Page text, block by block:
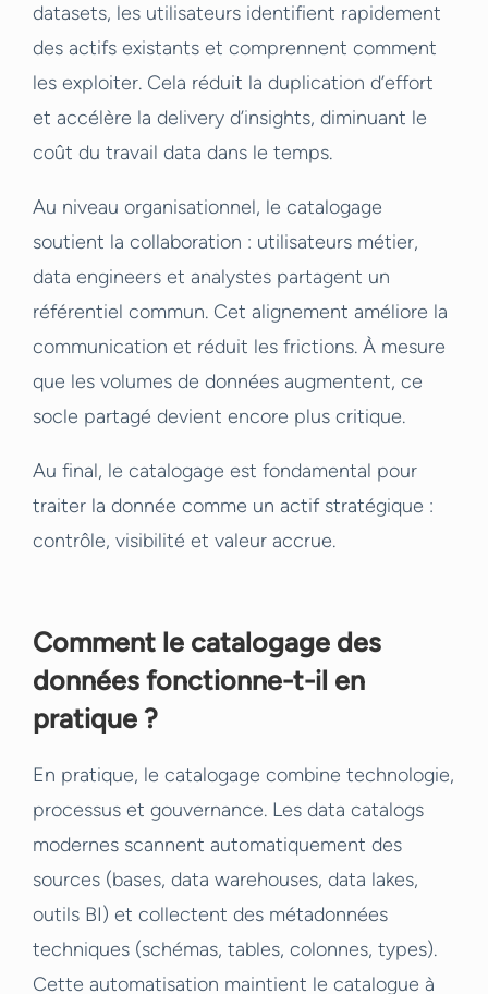
datasets, les utilisateurs identifient rapidement
des actifs existants et comprennent comment
les exploiter. Cela réduit la duplication d’effort
et accélère la delivery d’insights, diminuant le
coût du travail data dans le temps.
Au niveau organisationnel, le catalogage
soutient la collaboration : utilisateurs métier,
data engineers et analystes partagent un
référentiel commun. Cet alignement améliore la
communication et réduit les frictions. À mesure
que les volumes de données augmentent, ce
socle partagé devient encore plus critique.
Au final, le catalogage est fondamental pour
traiter la donnée comme un actif stratégique :
contrôle, visibilité et valeur accrue.
Comment le catalogage des
données fonctionne-t-il en
pratique ?
En pratique, le catalogage combine technologie,
processus et gouvernance. Les data catalogs
modernes scannent automatiquement des
sources (bases, data warehouses, data lakes,
outils BI) et collectent des métadonnées
techniques (schémas, tables, colonnes, types).
Cette automatisation maintient le catalogue à